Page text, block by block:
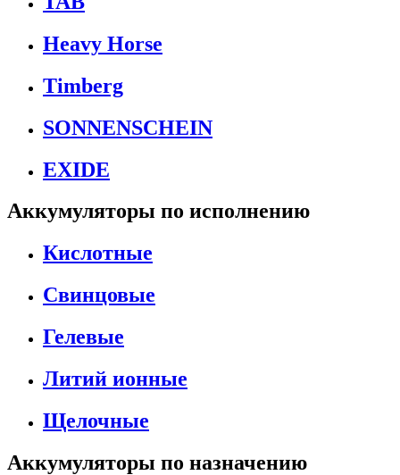
Heavy Horse
Timberg
SONNENSCHEIN
EXIDE
Аккумуляторы по исполнению
Кислотные
Свинцовые
Гелевые
Литий ионные
Щелочные
Аккумуляторы по назначению